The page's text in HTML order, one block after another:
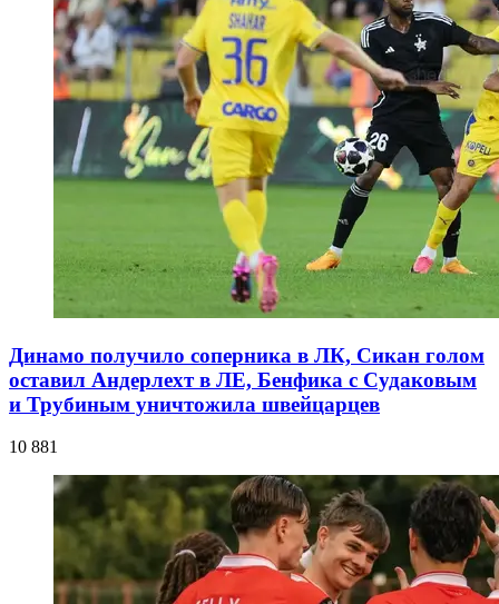
Динамо получило соперника в ЛК, Сикан голом
оставил Андерлехт в ЛЕ, Бенфика с Судаковым
и Трубиным уничтожила швейцарцев
10 881